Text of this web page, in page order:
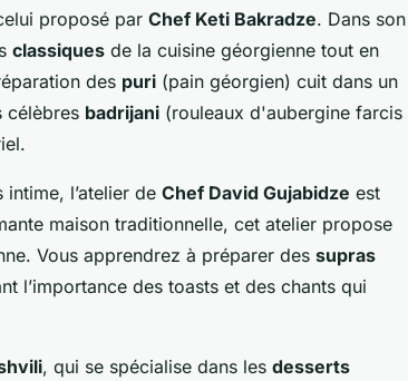
proposé par Chef Keti Bakradze. Dans son
classiques de la cuisine géorgienne tout en
des puri (pain géorgien) cuit dans un
célèbres badrijani (rouleaux d'aubergine farcis
l’atelier de Chef David Gujabidze est
maison traditionnelle, cet atelier propose
Vous apprendrez à préparer des supras
l’importance des toasts et des chants qui
, qui se spécialise dans les desserts